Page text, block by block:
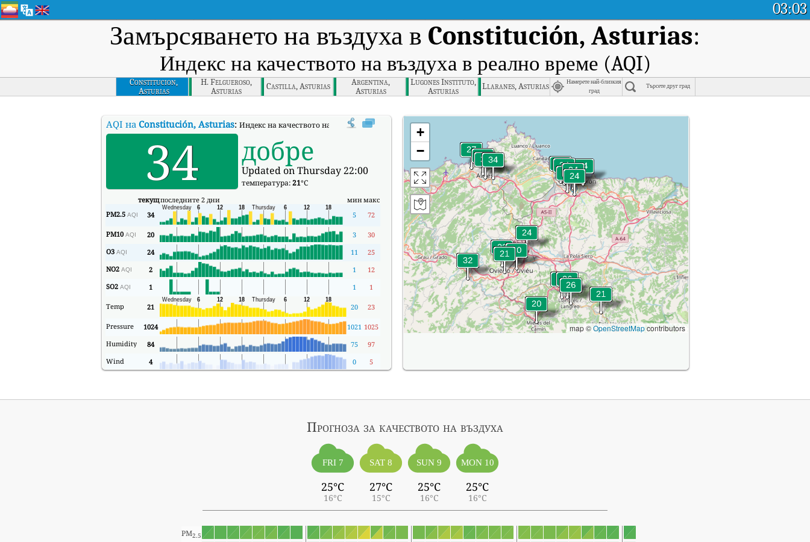
03:03
Замърсяването на въздуха в Constitución, Asturias:
Индекс на качеството на въздуха в реално време (AQI)
Constitucion,
Asturias
H. Felgueroso,
Asturias
Castilla, Asturias
Argentina,
Asturias
Lugones Instituto,
Asturias
Llaranes, Asturias
Намерете най-близкия
град
Търсете друг град
AQI на Constitución, Asturias: Индекс на качеството на въздуха в реално време (AQI) на Constitución, Asturias.
34 добре
Updated on Thursday 22:00
температура:21°C
текущпоследните 2 дни минмакс
PM2.5 AQI 34 5 72
PM10 AQI 20 3
30
O3 AQI 24 11
25
NO2 AQI 2 1
12
SO2 AQI 1 1 1
Temp 21 20 23
Pressure 1024 1021 1025
Humidity
84 75
97
Wind
4 0 5
+
−
map ©OpenStreetMapcontributors
Прогноза за качеството на въздуха
FRI 7
25°C
16°C
SAT 8
27°C
15°C
SUN 9
25°C
16°C
MON 10
25°C
16°C
PM2.5